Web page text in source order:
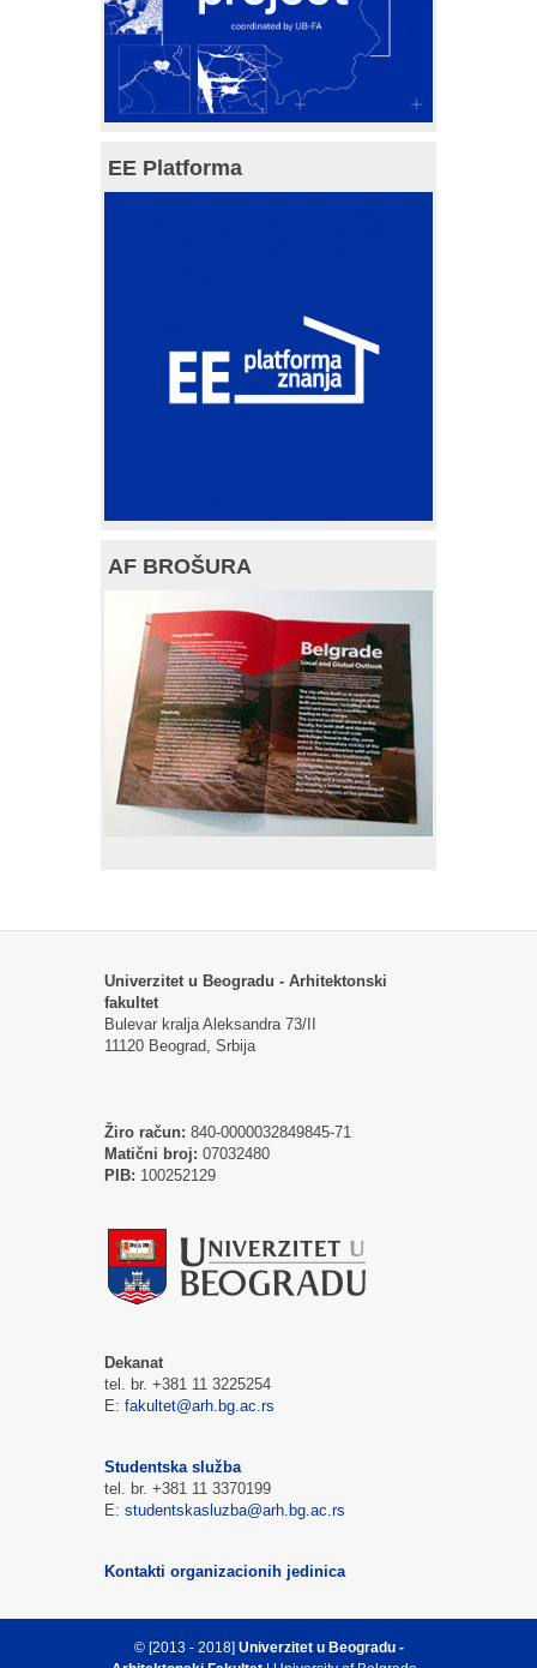
EE Platforma
AF BROŠURA
Univerzitet u Beogradu - Arhitektonski
fakultet
Bulevar kralja Aleksandra 73/II
11120 Beograd, Srbija
Žiro račun: 840-0000032849845-71
Matični broj: 07032480
PIB: 100252129
Dekanat
tel. br. +381 11 3225254
E: fakultet@arh.bg.ac.rs
Studentska služba
tel. br. +381 11 3370199
E: studentskasluzba@arh.bg.ac.rs
Kontakti organizacionih jedinica
© [2013 - 2018] Univerzitet u Beogradu -